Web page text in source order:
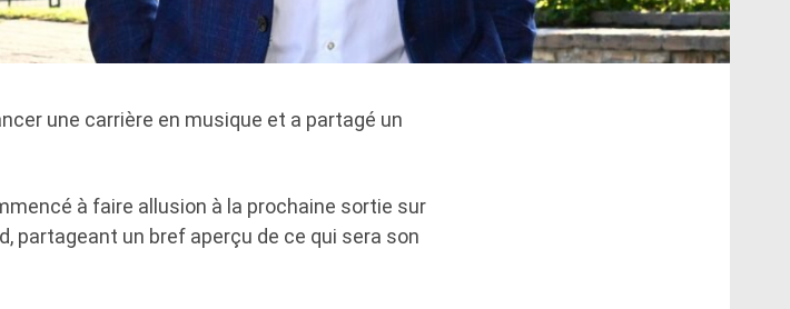
une carrière en musique et a partagé un
à faire allusion à la prochaine sortie sur
partageant un bref aperçu de ce qui sera son